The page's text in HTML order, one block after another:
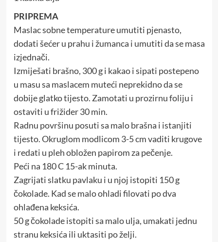
PRIPREMA
Maslac sobne temperature umutiti pjenasto,
dodati šećer u prahu i žumanca i umutiti da se masa
izjednači.
Izmiješati brašno, 300 g i kakao i sipati postepeno
u masu sa maslacem muteći neprekidno da se
dobije glatko tijesto. Zamotati u prozirnu foliju i
ostaviti u frižider 30 min.
Radnu površinu posuti sa malo brašna i istanjiti
tijesto. Okruglom modlicom 3-5 cm vaditi krugove
i redati u pleh obložen papirom za pečenje.
Peći na 180 C 15-ak minuta.
Zagrijati slatku pavlaku i u njoj istopiti 150 g
čokolade. Kad se malo ohladi filovati po dva
ohlađena keksića.
50 g čokolade istopiti sa malo ulja, umakati jednu
stranu keksića ili uktasiti po želji.